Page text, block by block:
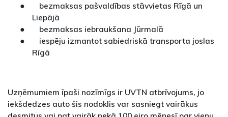
● bezmaksas pašvaldības stāvvietas Rīgā un
Liepājā
● bezmaksas iebraukšana Jūrmalā
● iespēju izmantot sabiedriskā transporta joslas
Rīgā
Uzņēmumiem īpaši nozīmīgs ir UVTN atbrīvojums, jo
iekšdedzes auto šis nodoklis var sasniegt vairākus